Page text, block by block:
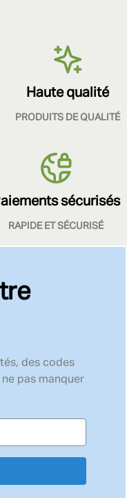
Haute qualité
PRODUITS DE QUALITÉ
sécurisés
RAPIDE ET SÉCURISÉ
des codes
pas manquer